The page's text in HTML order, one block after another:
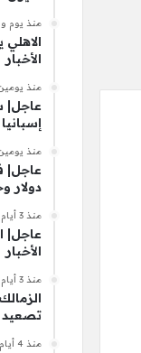
منذ يوم
الأخبار
منذ
عاجل|
منذ
عاجل|
دولار
منذ 3 أيام
الأخبار
منذ 3 أيام
تصعيد
منذ 4 أيام